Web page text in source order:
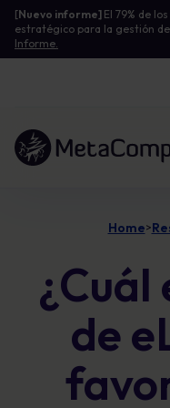
[Nuevo informe] El 79% de
estratégico para la gestión
Informe.
Enlace a la página de inicio
Home>
¿Cuál
de